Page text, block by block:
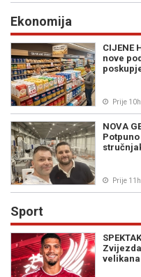
Ekonomija
CIJENE
nove
Prije 10h
NOVA
Prije 11h
Sport